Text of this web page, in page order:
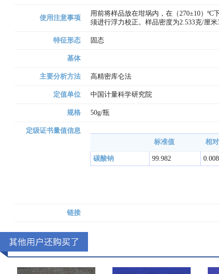
使用注意事项
用前将样品放在坩埚内，在（270±10）
须进行浮力校正。样品密度为2.533克/厘米
特征形态 固态
基体
主要分析方法 高精密库仑法
定值单位 中国计量科学研究院
规格 50g/瓶
定级证书量值信息
标准值
相
碳酸钠 99.982 0.008
链接